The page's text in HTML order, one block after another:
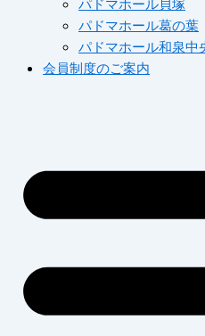
パドマホール葛の葉
パドマホール和泉中
会員制度のご案内